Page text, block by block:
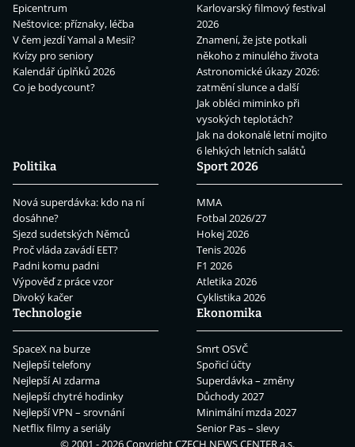
Epicentrum
Neštovice: příznaky, léčba
V čem jezdí Yamal a Mesii?
Kvízy pro seniory
Kalendář úplňků 2026
Co je bodycount?
Karlovarský filmový festival
2026
Znamení, že jste potkali
někoho z minulého života
Astronomické úkazy 2026:
zatmění slunce a další
Jak obléci miminko při
vysokých teplotách?
Jak na dokonalé letní mojito
6 lehkých letních salátů
Politika
Nová superdávka: kdo na ní
dosáhne?
Sjezd sudetských Němců
Proč vláda zavádí EET?
Padni komu padni
Výpověď z práce vzor
Divoký kačer
Sport 2026
MMA
Fotbal 2026/27
Hokej 2026
Tenis 2026
F1 2026
Atletika 2026
Cyklistika 2026
Technologie
SpaceX na burze
Nejlepší telefony
Nejlepší AI zdarma
Nejlepší chytré hodinky
Nejlepší VPN – srovnání
Netflix filmy a seriály
Ekonomika
Smrt OSVČ
Spořicí účty
Superdávka – změny
Důchody 2027
Minimální mzda 2027
Senior Pas – slevy
© 2001 - 2026 CopyrightCZECH NEWS CENTER a.s.